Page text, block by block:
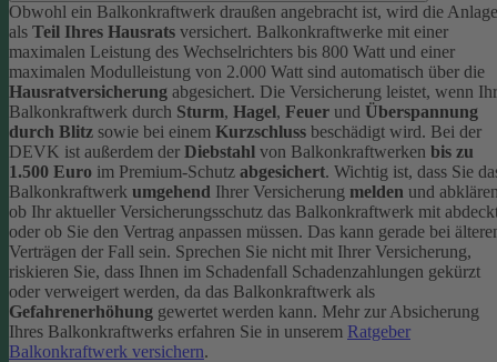
Obwohl ein Balkonkraftwerk draußen angebracht ist, wird die Anlage
als Teil Ihres Hausrats versichert. Balkonkraftwerke mit einer
maximalen Leistung des Wechselrichters bis 800 Watt und einer
maximalen Modulleistung von 2.000 Watt sind automatisch über die
Hausratversicherung abgesichert. Die Versicherung leistet, wenn Ihr
Balkonkraftwerk durch Sturm, Hagel, Feuer und Überspannung
durch Blitz sowie bei einem Kurzschluss beschädigt wird. Bei der
DEVK ist außerdem der Diebstahl von Balkonkraftwerken bis zu
1.500 Euro im Premium-Schutz abgesichert. Wichtig ist, dass Sie
Balkonkraftwerk umgehend Ihrer Versicherung melden und
ob Ihr aktueller Versicherungsschutz das Balkonkraftwerk mit
oder ob Sie den Vertrag anpassen müssen. Das kann gerade bei
Verträgen der Fall sein. Sprechen Sie nicht mit Ihrer Versicherung,
riskieren Sie, dass Ihnen im Schadenfall Schadenzahlungen gekürzt
oder verweigert werden, da das Balkonkraftwerk als
Gefahrenerhöhung gewertet werden kann. Mehr zur Absicherung
Ihres Balkonkraftwerks erfahren Sie in unserem Ratgeber
Balkonkraftwerk versichern.